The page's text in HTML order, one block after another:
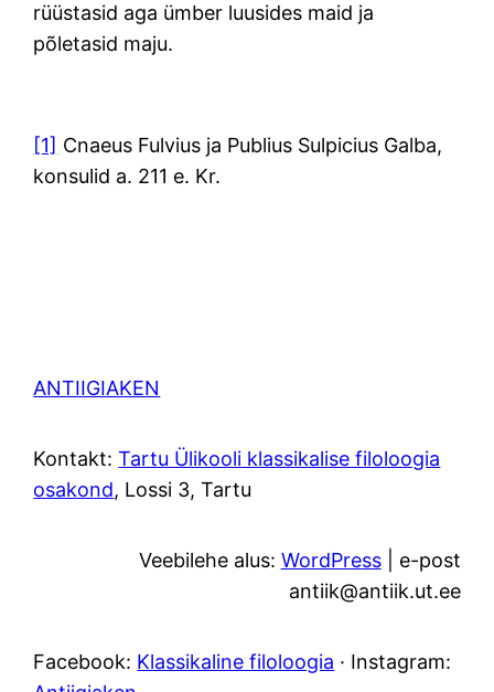
rüüstasid aga ümber luusides maid ja
põletasid maju.
[1] Cnaeus Fulvius ja Publius Sulpicius Galba,
konsulid a. 211 e. Kr.
ANTIIGIAKEN
Kontakt:Tartu Ülikooli klassikalise filoloogia
osakond, Lossi 3, Tartu
Veebilehe alus: WordPress| e-post
antiik@antiik.ut.ee
Facebook: Klassikaline filoloogia · Instagram: